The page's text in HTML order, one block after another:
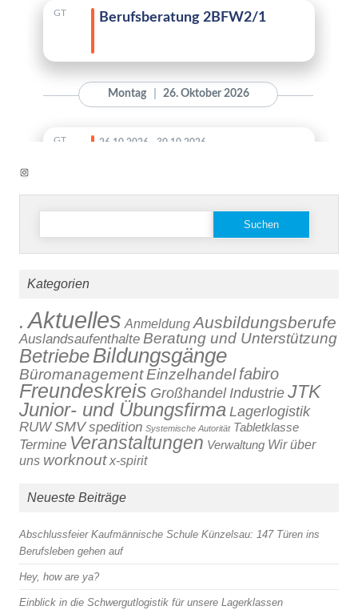
Instagram
Suchen
Kategorien
. Aktuelles Anmeldung Ausbildungsberufe
Auslandsaufenthalte Beratung und Unterstützung
BetriebeBildungsgänge
Büromanagement Einzelhandel fabiro
Freundeskreis Großhandel Industrie JTK
Junior- und Übungsfirma Lagerlogistik
RUW SMV spedition Systemische Autorität Tabletklasse
Termine Veranstaltungen Verwaltung Wir über
uns worknout x-spirit
Neueste Beiträge
Abschlussfeier Kaufmännische Schule Künzelsau: 147 Türen ins
Berufsleben gehen auf
Hey, how are ya?
Einblick in die Schwergutlogistik für unsere Lagerklassen